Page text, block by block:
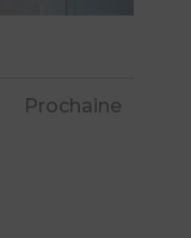
Prochaine